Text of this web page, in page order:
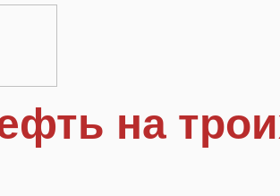
на